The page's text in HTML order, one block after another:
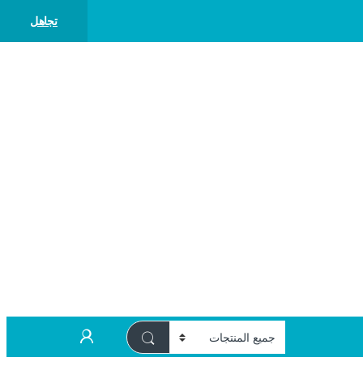
تجاهل